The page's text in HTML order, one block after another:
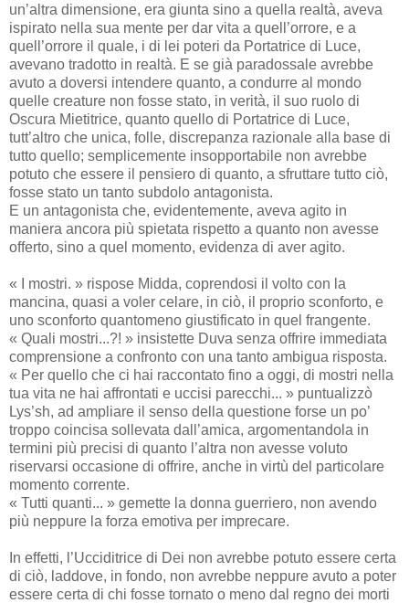
un’altra dimensione, era giunta sino a quella realtà, aveva
ispirato nella sua mente per dar vita a quell’orrore, e a
quell’orrore il quale, i di lei poteri da Portatrice di Luce,
avevano tradotto in realtà. E se già paradossale avrebbe
avuto a doversi intendere quanto, a condurre al mondo
quelle creature non fosse stato, in verità, il suo ruolo di
Oscura Mietitrice, quanto quello di Portatrice di Luce,
tutt’altro che unica, folle, discrepanza razionale alla base di
tutto quello; semplicemente insopportabile non avrebbe
potuto che essere il pensiero di quanto, a sfruttare tutto ciò,
fosse stato un tanto subdolo antagonista.
E un antagonista che, evidentemente, aveva agito in
maniera ancora più spietata rispetto a quanto non avesse
offerto, sino a quel momento, evidenza di aver agito.
« I mostri. » rispose Midda, coprendosi il volto con la
mancina, quasi a voler celare, in ciò, il proprio sconforto, e
uno sconforto quantomeno giustificato in quel frangente.
« Quali mostri...?! » insistette Duva senza offrire immediata
comprensione a confronto con una tanto ambigua risposta.
« Per quello che ci hai raccontato fino a oggi, di mostri nella
tua vita ne hai affrontati e uccisi parecchi... » puntualizzò
Lys’sh, ad ampliare il senso della questione forse un po’
troppo coincisa sollevata dall’amica, argomentandola in
termini più precisi di quanto l’altra non avesse voluto
riservarsi occasione di offrire, anche in virtù del particolare
momento corrente.
« Tutti quanti... » gemette la donna guerriero, non avendo
più neppure la forza emotiva per imprecare.
In effetti, l’Ucciditrice di Dei non avrebbe potuto essere certa
di ciò, laddove, in fondo, non avrebbe neppure avuto a poter
essere certa di chi fosse tornato o meno dal regno dei morti